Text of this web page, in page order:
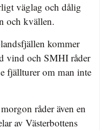
väglag och dålig
och kvällen.
kommer
vind och SMHI råder
fjällturer om man inte
råder även en
av Västerbottens